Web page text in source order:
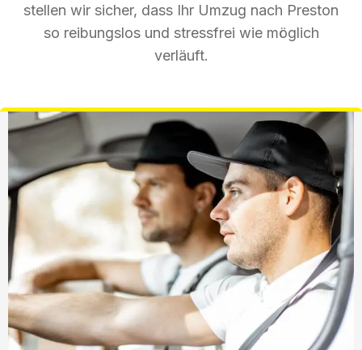
stellen wir sicher, dass Ihr Umzug nach Preston
so reibungslos und stressfrei wie möglich
verläuft.